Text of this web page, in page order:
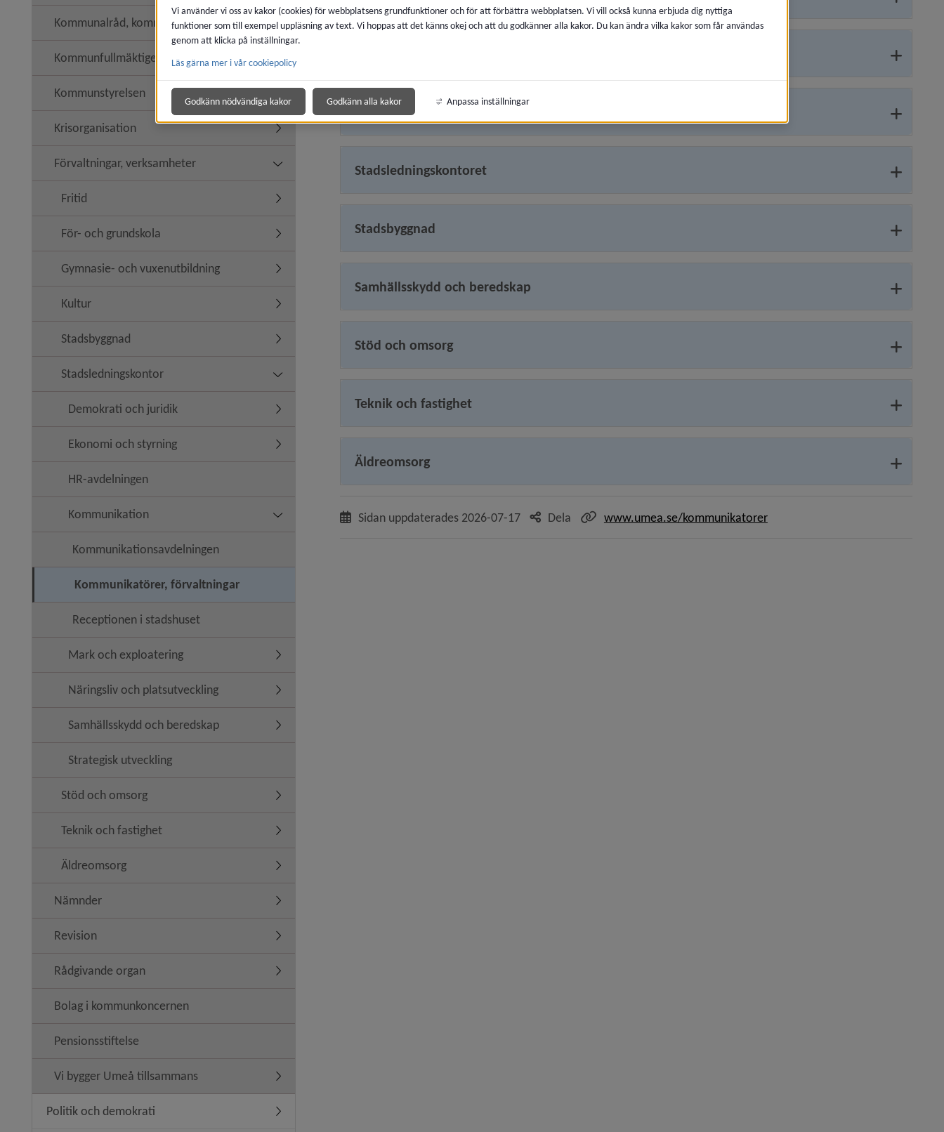
Kommunalråd, kommunledning
Kommunfullmäktige Undermeny för Kommunfullmäktige
Kommunstyrelsen Undermeny för Kommunstyrelsen
Krisorganisation Undermeny för Krisorganisation
Förvaltningar, verksamheter Undermeny för Förvaltningar, verksamheter
Fritid Undermeny för Fritid
För- och grundskola Undermeny för För- och grundskola
Gymnasie- och vuxenutbildning Undermeny för Gymnasie- och vuxenutbildning
Kultur Undermeny för Kultur
Stadsbyggnad Undermeny för Stadsbyggnad
Stadsledningskontor Undermeny för Stadsledningskontor
Demokrati och juridik Undermeny för Demokrati och juridik
Ekonomi och styrning Undermeny för Ekonomi och styrning
HR-avdelningen
Kommunikation Undermeny för Kommunikation
Kommunikationsavdelningen
Kommunikatörer, förvaltningar
Receptionen i stadshuset
Mark och exploatering Undermeny för Mark och exploatering
Näringsliv och platsutveckling Undermeny för Näringsliv och platsutveckling
Samhällsskydd och beredskap Undermeny för Samhällsskydd och beredskap
Strategisk utveckling
Stöd och omsorg Undermeny för Stöd och omsorg
Teknik och fastighet Undermeny för Teknik och fastighet
Äldreomsorg Undermeny för Äldreomsorg
Nämnder Undermeny för Nämnder
Revision Undermeny för Revision
Rådgivande organ Undermeny för Rådgivande organ
Bolag i kommunkoncernen
Pensionsstiftelse
Vi bygger Umeå tillsammans Undermeny för Vi bygger Umeå tillsammans
Politik och demokrati Undermeny för Politik och demokrati
Kultur
Stadsledningskontoret
Stadsbyggnad
Samhällsskydd och beredskap
Stöd och omsorg
Teknik och fastighet
Äldreomsorg
Sidan uppdaterades 2026-07-17 Dela www.umea.se/kommunikatorer
Vi använder vi oss av kakor (cookies) för webbplatsens grundfunktioner och för att förbättra webbplatsen. Vi vill också kunna erbjuda dig nyttiga
funktioner som till exempel uppläsning av text. Vi hoppas att det känns okej och att du godkänner alla kakor. Du kan ändra vilka kakor som får användas
genom att klicka på inställningar.
Läs gärna mer i vår cookiepolicy
Godkänn nödvändiga kakor Godkänn alla kakor Anpassa inställningar